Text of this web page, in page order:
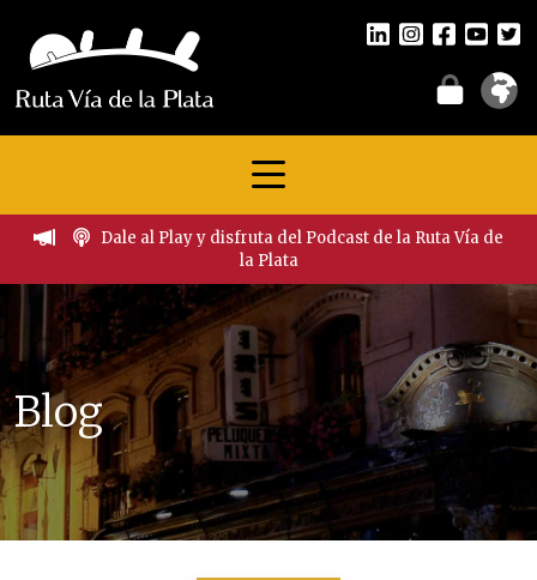
Dale al Play y disfruta del Podcast de la Ruta Vía de
la Plata
Blog